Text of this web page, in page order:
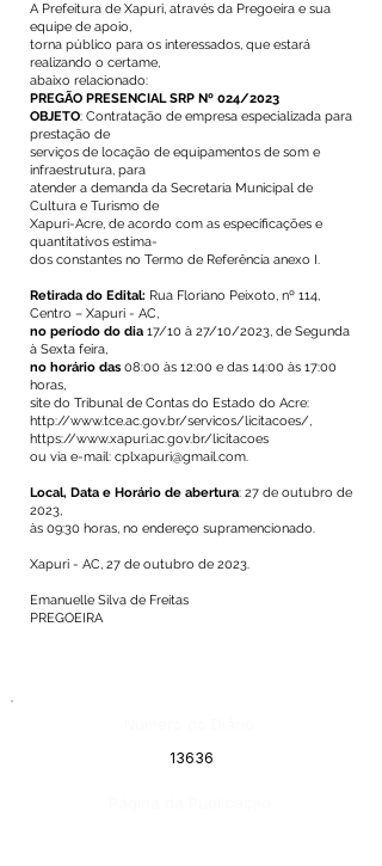
A Prefeitura de Xapuri, através da Pregoeira e sua
equipe de apoio,
torna público para os interessados, que estará
realizando o certame,
abaixo relacionado:
PREGÃO PRESENCIAL SRP Nº 024/2023
OBJETO: Contratação de empresa especializada para
prestação de
serviços de locação de equipamentos de som e
infraestrutura, para
atender a demanda da Secretaria Municipal de
Cultura e Turismo de
Xapuri-Acre, de acordo com as especificações e
quantitativos estima-
dos constantes no Termo de Referência anexo I.
Retirada do Edital: Rua Floriano Peixoto, nº 114,
Centro – Xapuri - AC,
no período do dia 17/10 à 27/10/2023, de Segunda
à Sexta feira,
no horário das 08:00 às 12:00 e das 14:00 às 17:00
horas,
site do Tribunal de Contas do Estado do Acre:
http://www.tce.ac.gov.br/servicos/licitacoes/,
https://www.xapuri.ac.gov.br/licitacoes
ou via e-mail: cplxapuri@gmail.com.
Local, Data e Horário de abertura: 27 de outubro de
2023,
às 09:30 horas, no endereço supramencionado.
Xapuri - AC, 27 de outubro de 2023.
Emanuelle Silva de Freitas
PREGOEIRA
13636